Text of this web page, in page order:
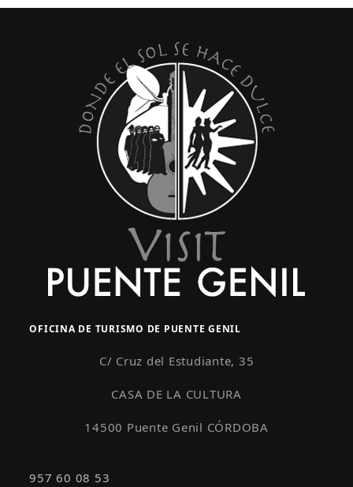
OFICINA DE TURISMO DE PUENTE GENIL
C/ Cruz del Estudiante, 35
CASA DE LA CULTURA
14500 Puente Genil CÓRDOBA
957 60 08 53